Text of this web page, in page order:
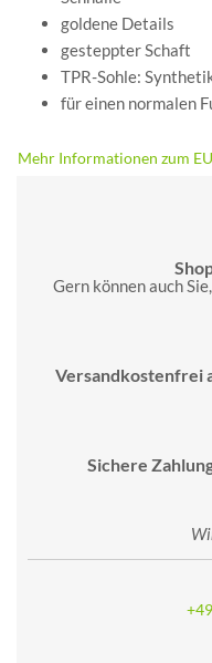
goldene Details
gesteppter Schaft
TPR-Sohle:
für einen normalen
Mehr Informationen zum
Gern können auch
Versandkostenfrei
Sichere